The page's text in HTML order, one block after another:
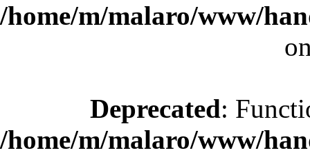
/home/m/malaro/www/
Deprecated:
/home/m/malaro/www/